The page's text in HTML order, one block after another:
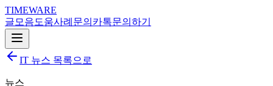
TIMEWARE
글 모음도움사례 문의 카톡문의하기
IT 뉴스 목록으로
뉴스